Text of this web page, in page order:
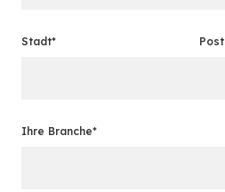
Stadt*
Ihre Branche*